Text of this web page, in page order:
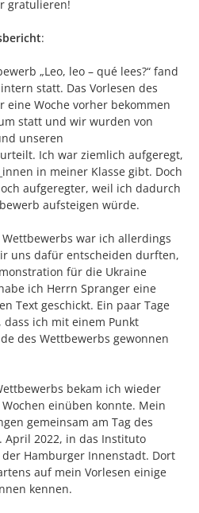
gratulieren!
:
„Leo, leo – qué lees?“ fand
statt. Das Vorlesen des
eine Woche vorher bekommen
statt und wir wurden von
unseren
Ich war ziemlich aufgeregt,
in meiner Klasse gibt. Doch
aufgeregter, weil ich dadurch
aufsteigen würde.
war ich allerdings
uns dafür entscheiden durften,
für die Ukraine
ich Herrn Spranger eine
Text geschickt. Ein paar Tage
ich mit einem Punkt
des Wettbewerbs gewonnen
bekam ich wieder
einüben konnte. Mein
gemeinsam am Tag des
April 2022, in das Instituto
Hamburger Innenstadt. Dort
auf mein Vorlesen einige
kennen.